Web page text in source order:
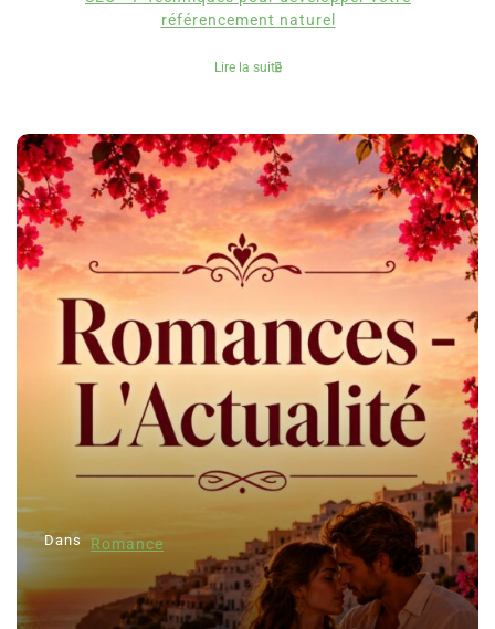
référencement naturel
Lire la suite
Dans Romance